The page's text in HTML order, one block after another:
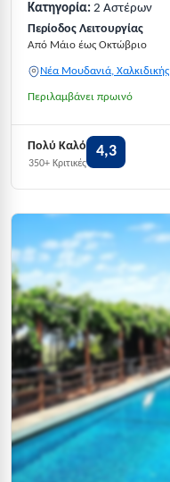
Κατηγορία: 2 Αστέρων
Περίοδος Λειτουργίας
Από Μάιο έως Οκτώβριο
Νέα Μουδανιά, Χαλκιδικής
Περιλαμβάνει πρωινό
Πολύ Καλό
350+ Κριτικές
4,3